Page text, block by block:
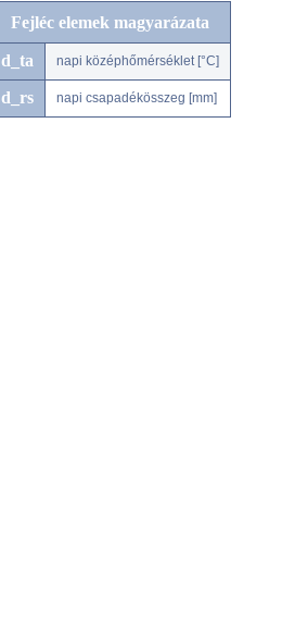
Fejléc elemek magyarázata
d_ta napi középhőmérséklet [°C]
d_rs napi csapadékösszeg [mm]